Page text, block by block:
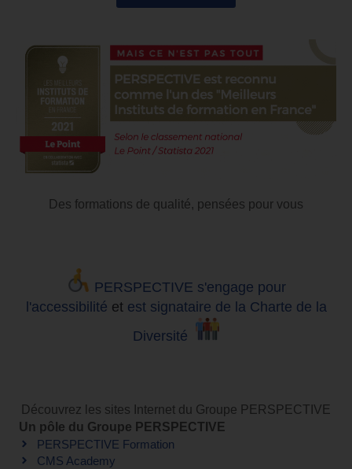
Des formations de qualité, pensées pour vous
PERSPECTIVE s'engage pour
l'accessibilité et est signataire de la Charte de la
Diversité
Découvrez les sites Internet du Groupe PERSPECTIVE
Un pôle du Groupe PERSPECTIVE
PERSPECTIVE Formation
CMS Academy